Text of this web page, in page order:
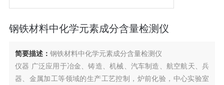
钢铁材料中化学元素成分含量检测仪
简要描述： 钢铁材料中化学元素成分含量检测仪
仪器 广泛应用于冶金、铸造、机械、汽车制造、航空航天、兵
器、金属加工等领域的生产工艺控制，炉前化验，中心实验室